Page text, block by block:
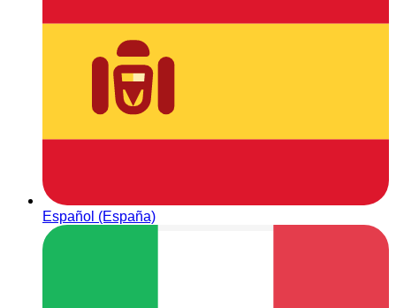
Español (España)